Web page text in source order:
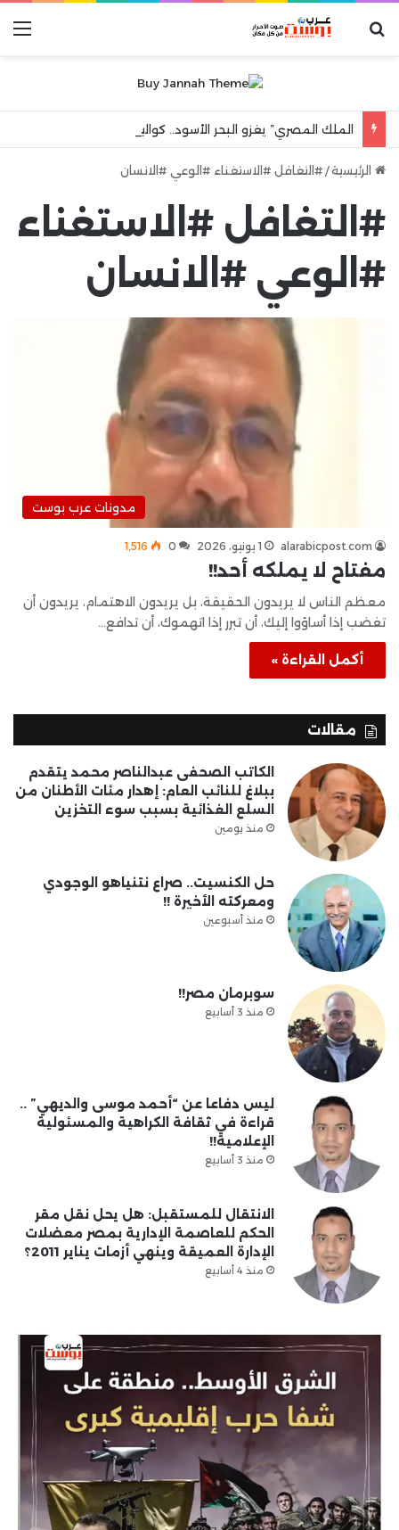
بحث عن
الرئيسية/ #التغافل #الاستغناء #الوعي #الانسان
#التغافل #الاستغناء
#الوعي #الانسان
مدونات عرب بوست
alarabicpost.com 1 يونيو، 2026 0 1٬516
مفتاح لا يملكه أحد!!
معظم الناس لا يريدون الحقيقة، بل يريدون الاهتمام، يريدون أن
تغضب إذا أساؤوا إليك، أن تبرر إذا اتهموك، أن تدافع…
أكمل القراءة »
مقالات
الكاتب الصحفى عبدالناصر محمد يتقدم
ببلاغ للنائب العام: إهدار مئات الأطنان من
السلع الغذائية بسبب سوء التخزين
منذ يومين
حل الكنسيت.. صراع نتنياهو الوجودي
ومعركته الأخيرة !!
منذ أسبوعين
سوبرمان مصر!!
منذ 3 أسابيع
ليس دفاعا عن “أحمد موسى والديهي” ..
قراءة في ثقافة الكراهية والمسئولية
الإعلامية!!
منذ 3 أسابيع
الانتقال للمستقبل: هل يحل نقل مقر
الحكم للعاصمة الإدارية بمصر معضلات
الإدارة العميقة وينهي أزمات يناير 2011؟
منذ 4 أسابيع